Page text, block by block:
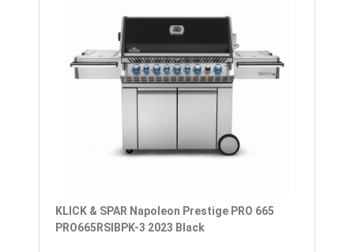
KLICK & SPAR Napoleon Prestige PRO 665
PRO665RSIBPK-3 2023 Black